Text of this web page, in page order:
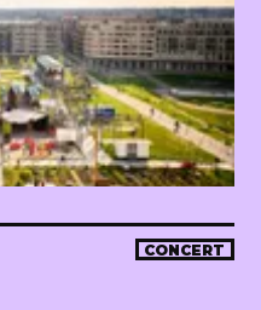
CONCERT